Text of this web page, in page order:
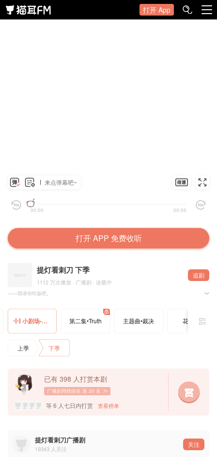
打开 App
来点弹幕吧~
00:00 00:00
打开 APP 免费收听
提灯看刺刀 下季
1112 万次播放 · 广播剧 · 连载中
追剧
——我请你吃饭吧。
=制作组=
编剧：六音@六音书钟晚
后期：怼怼@陈怼怼errr
统筹：八岁@八八八八八岁
Q版绘制：Acheng@大个菠萝饭
字幕组： @OCIR·字幕组
=配音组=
配音导演：刘芊含@刘毛一一
配音统筹：雪梨
录音师：海樘 @海樘不是棠
裴志：刘思岑@我叫刘思岑
任家远：彭尧@彭尧-三途彼岸
同事1：闫子蔚@巴巴布莱克black
小剧场•楚工请吃饭 第二集•Truth 主题曲•裁决 花絮01
上季 下季
已有 398 人打赏本剧
广播剧周榜排名 第 20 名
等 6 人七日内打赏 查看榜单
提灯看刺刀广播剧
19343 人关注
关注